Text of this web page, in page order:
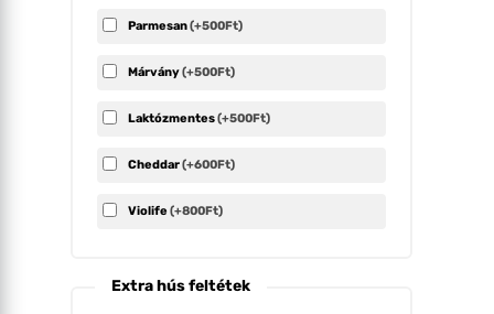
Parmesan(+500Ft)
Márvány(+500Ft)
Laktózmentes(+500Ft)
Cheddar(+600Ft)
Violife (+800Ft)
Extra hús feltétek